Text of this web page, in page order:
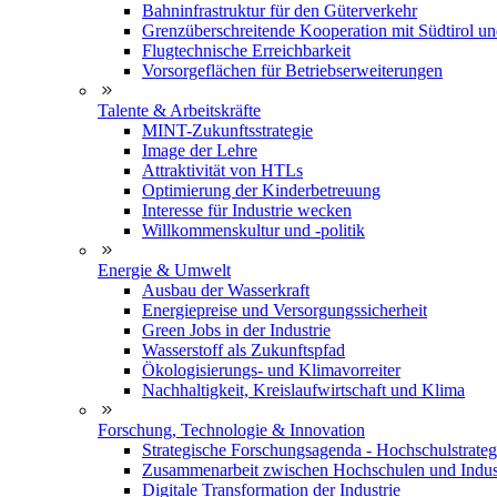
Bahninfrastruktur für den Güterverkehr
Grenzüberschreitende Kooperation mit Südtirol
Flugtechnische Erreichbarkeit
Vorsorgeflächen für Betriebserweiterungen
Talente & Arbeitskräfte
MINT-Zukunftsstrategie
Image der Lehre
Attraktivität von HTLs
Optimierung der Kinderbetreuung
Interesse für Industrie wecken
Willkommenskultur und -politik
Energie & Umwelt
Ausbau der Wasserkraft
Energiepreise und Versorgungssicherheit
Green Jobs in der Industrie
Wasserstoff als Zukunftspfad
Ökologisierungs- und Klimavorreiter
Nachhaltigkeit, Kreislaufwirtschaft und Klima
Forschung, Technologie & Innovation
Strategische Forschungsagenda -
Zusammenarbeit zwischen Hochschulen und
Digitale Transformation der Industrie